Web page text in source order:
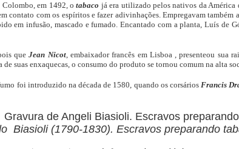
Colombo, em 1492, otabaco já era utilizado pelos nativos da
contato com os espíritos e fazer adivinhações. Empregavam também
em infusão, mascado e fumado. Encantado com a planta, Luís de
queJean Nicot, embaixador francês em Lisboa , presenteou sua
suas enxaquecas, o consumo do produto se tornou comum na alta
foi introduzido na década de 1580, quando os corsáriosFrancis
Biasioli (1790-1830). Escravos preparando